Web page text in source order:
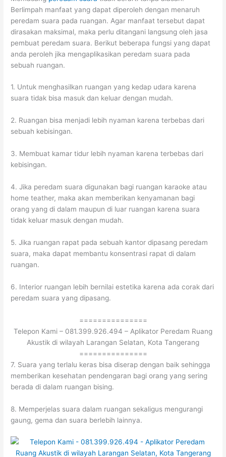
Berlimpah manfaat yang dapat diperoleh dengan menaruh
peredam suara pada ruangan. Agar manfaat tersebut dapat
dirasakan maksimal, maka perlu ditangani langsung oleh jasa
pembuat peredam suara. Berikut beberapa fungsi yang dapat
anda peroleh jika mengaplikasikan peredam suara pada
sebuah ruangan.
1. Untuk menghasilkan ruangan yang kedap udara karena
suara tidak bisa masuk dan keluar dengan mudah.
2. Ruangan bisa menjadi lebih nyaman karena terbebas dari
sebuah kebisingan.
3. Membuat kamar tidur lebih nyaman karena terbebas dari
kebisingan.
4. Jika peredam suara digunakan bagi ruangan karaoke atau
home teather, maka akan memberikan kenyamanan bagi
orang yang di dalam maupun di luar ruangan karena suara
tidak keluar masuk dengan mudah.
5. Jika ruangan rapat pada sebuah kantor dipasang peredam
suara, maka dapat membantu konsentrasi rapat di dalam
ruangan.
6. Interior ruangan lebih bernilai estetika karena ada corak dari
peredam suara yang dipasang.
===============
Telepon Kami – 081.399.926.494 – Aplikator Peredam Ruang
Akustik di wilayah Larangan Selatan, Kota Tangerang
===============
7. Suara yang terlalu keras bisa diserap dengan baik sehingga
memberikan kesehatan pendengaran bagi orang yang sering
berada di dalam ruangan bising.
8. Memperjelas suara dalam ruangan sekaligus mengurangi
gaung, gema dan suara berlebih lainnya.